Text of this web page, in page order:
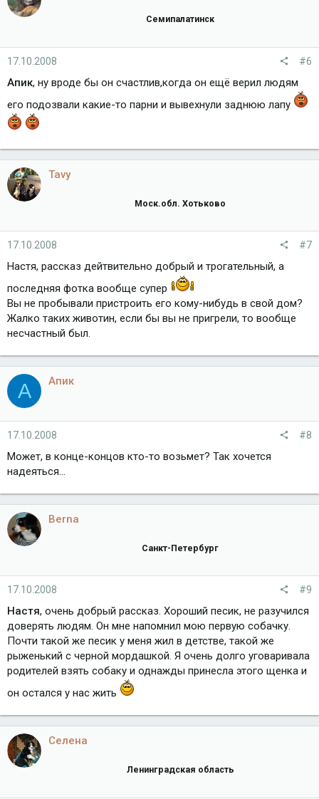
Семипалатинск
17.10.2008 #6
Апик, ну вроде бы он счастлив,когда он ещё верил людям
его подозвали какие-то парни и вывехнули заднюю лапу
Tavy
Моск.обл. Хотьково
17.10.2008 #7
Настя, рассказ дейтвительно добрый и трогательный, а
последняя фотка вообще супер
Вы не пробывали пристроить его кому-нибудь в свой дом?
Жалко таких животин, если бы вы не пригрели, то вообще
несчастный был.
А Апик
17.10.2008 #8
Может, в конце-концов кто-то возьмет? Так хочется
надеяться...
Berna
Санкт-Петербург
17.10.2008 #9
Настя, очень добрый рассказ. Хороший песик, не разучился
доверять людям. Он мне напомнил мою первую собачку.
Почти такой же песик у меня жил в детстве, такой же
рыженький с черной мордашкой. Я очень долго уговаривала
родителей взять собаку и однажды принесла этого щенка и
он остался у нас жить
Селена
Ленинградская область